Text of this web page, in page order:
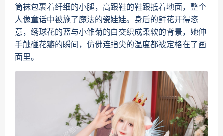
筒袜包裹着纤细的小腿，高跟鞋的鞋跟抵着地面，整个
人像童话中被施了魔法的瓷娃娃。身后的鲜花开得恣
意，绣球花的蓝与小雏菊的白交织成柔软的背景，她伸
手触碰花瓣的瞬间，仿佛连指尖的温度都被定格在了画
面里。